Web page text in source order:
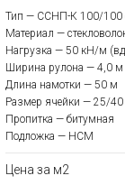
Тип — ССНП-К 100/100
Материал —
Нагрузка — 50 кН/м
Ширина рулона — 4,0 м
Длина намотки — 50 м
Размер ячейки — 25/
Пропитка — битумная
Подложка — НСМ
Цена за м2